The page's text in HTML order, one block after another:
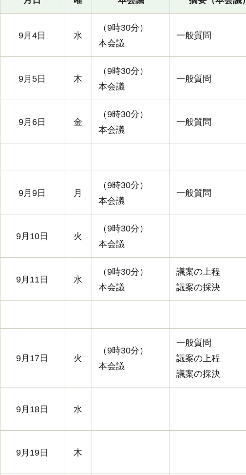
9月4日 水
（9時30分）
本会議
一般質問
9月5日 木
（9時30分）
本会議
一般質問
9月6日 金
（9時30分）
本会議
一般質問
9月9日 月
（9時30分）
本会議
一般質問
9月10日 火
（9時30分）
本会議
9月11日 水
（9時30分）
本会議
議案の上程
議案の採決
9月17日 火
（9時30分）
本会議
一般質問
議案の上程
議案の採決
9月18日 水
9月19日 木